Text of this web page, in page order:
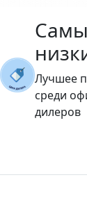
Лучшее
среди
дилеров